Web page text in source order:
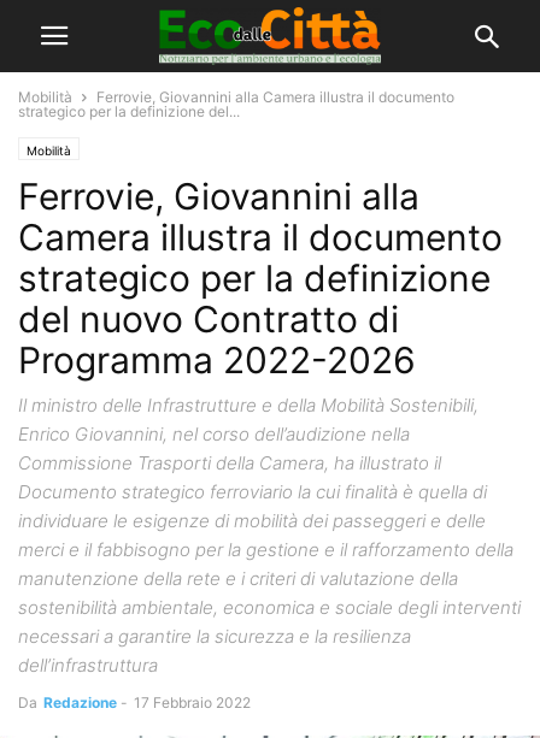
Mobilità
Ferrovie, Giovannini alla Camera illustra il documento
strategico per la definizione del...
Mobilità
Ferrovie, Giovannini alla
Camera illustra il documento
strategico per la definizione
del nuovo Contratto di
Programma 2022-2026
Il ministro delle Infrastrutture e della Mobilità Sostenibili,
Enrico Giovannini, nel corso dell’audizione nella
Commissione Trasporti della Camera, ha illustrato il
Documento strategico ferroviario la cui finalità è quella di
individuare le esigenze di mobilità dei passeggeri e delle
merci e il fabbisogno per la gestione e il rafforzamento della
manutenzione della rete e i criteri di valutazione della
sostenibilità ambientale, economica e sociale degli interventi
necessari a garantire la sicurezza e la resilienza
dell’infrastruttura
Da Redazione - 17 Febbraio 2022